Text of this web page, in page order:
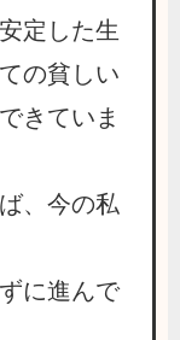
定した生
の貧しい
きていま
、今の私
に進んで